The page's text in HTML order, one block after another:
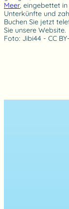
Meer, eingebettet
Unterkünfte und
Buchen Sie jetzt
Sie unsere Website.
Foto: Jibi44 - CC